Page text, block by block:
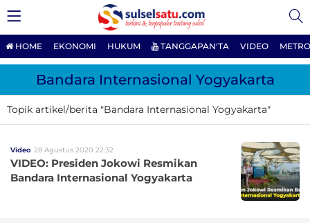
HOME EKONOMI HUKUM TANGGAPAN'TA VIDEO
Bandara Internasional Yogyakarta
Topik artikel/berita "Bandara Internasional Yogyakarta"
Video 28 Agustus 2020 22:32
VIDEO: Presiden Jokowi Resmikan
Bandara Internasional Yogyakarta